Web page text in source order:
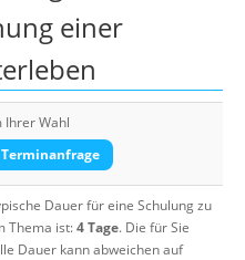
einer
Ihrer Wahl
Terminanfrage
Dauer für eine Schulung zu
Thema ist:4 Tage. Die für Sie
Dauer kann abweichen auf